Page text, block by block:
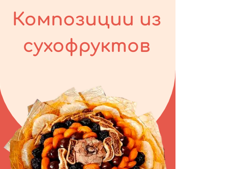
Композиции из
сухофруктов